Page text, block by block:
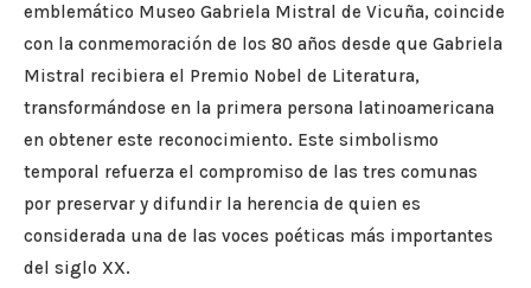
emblemático Museo Gabriela Mistral de Vicuña, coincide
con la conmemoración de los 80 años desde que Gabriela
Mistral recibiera el Premio Nobel de Literatura,
transformándose en la primera persona latinoamericana
en obtener este reconocimiento. Este simbolismo
temporal refuerza el compromiso de las tres comunas
por preservar y difundir la herencia de quien es
considerada una de las voces poéticas más importantes
del siglo XX.